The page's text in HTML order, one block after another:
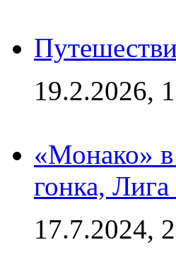
19.2.2026,
«Монако»
гонка,
17.7.2024,